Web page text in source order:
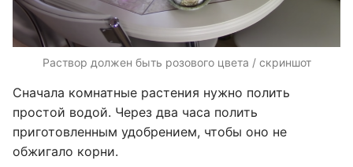
Раствор должен быть розового цвета / скриншот
Сначала комнатные растения нужно полить
простой водой. Через два часа полить
приготовленным удобрением, чтобы оно не
обжигало корни.